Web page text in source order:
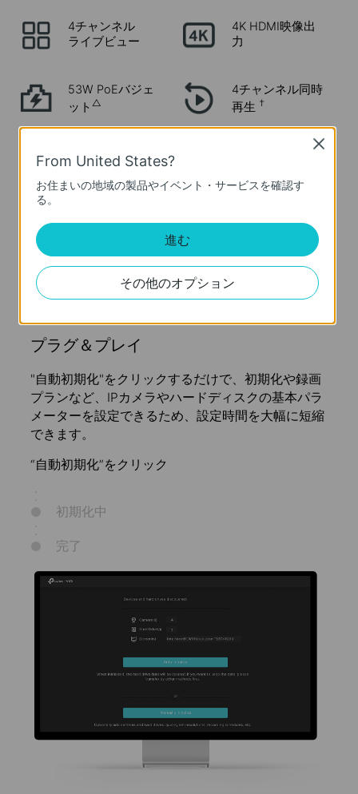
4チャンネル
ライブビュー
4K HDMI映像出
力
53W PoEバジェ
ット△
4チャンネル同時
再生 †
スマートビデオ
コーディング
(最大10TBのスト
プラグ＆プレイ
"自動初期化"をクリックするだけで、初期化や録画
プランなど、IPカメラやハードディスクの基本パラ
メーターを設定できるため、設定時間を大幅に短縮
できます。
“自動初期化”をクリック
初期化中
完了
From United States?
お住まいの地域の製品やイベント・サービスを確認す
る。
進む
その他のオプション
Close